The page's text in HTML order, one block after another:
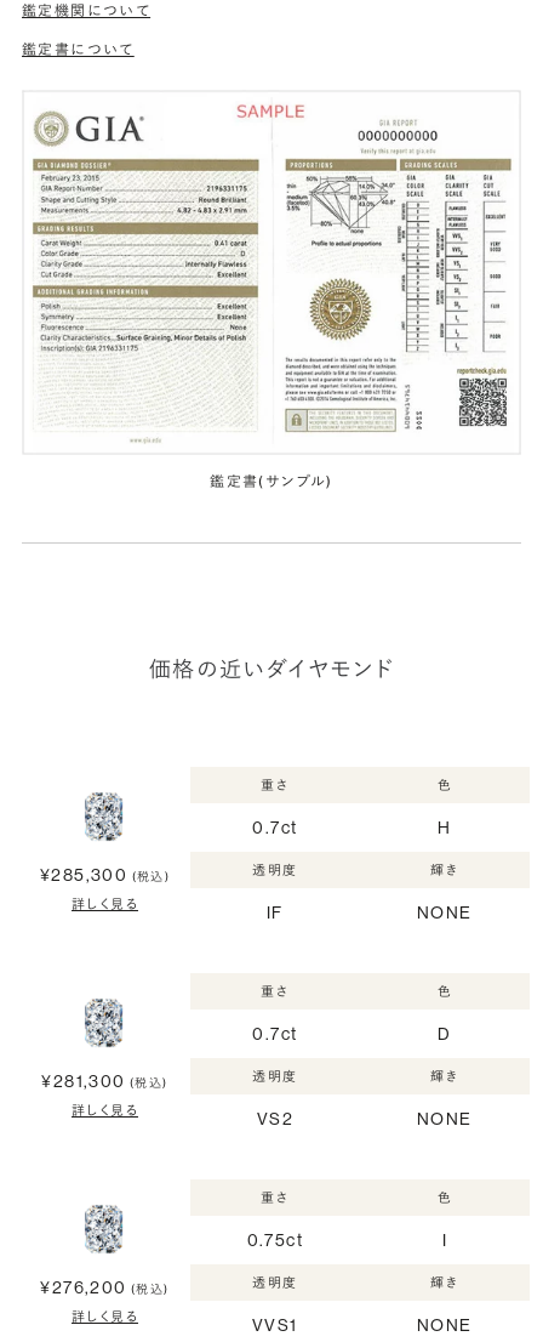
鑑定機関について
鑑定書について
鑑定書(サンプル)
価格の近いダイヤモンド
¥285,300 (税込)
詳しく見る
重さ
0.7ct
色
H
透明度
IF
輝き
NONE
¥281,300 (税込)
詳しく見る
重さ
0.7ct
色
D
透明度
VS2
輝き
NONE
¥276,200 (税込)
詳しく見る
重さ
0.75ct
色
I
透明度
VVS1
輝き
NONE